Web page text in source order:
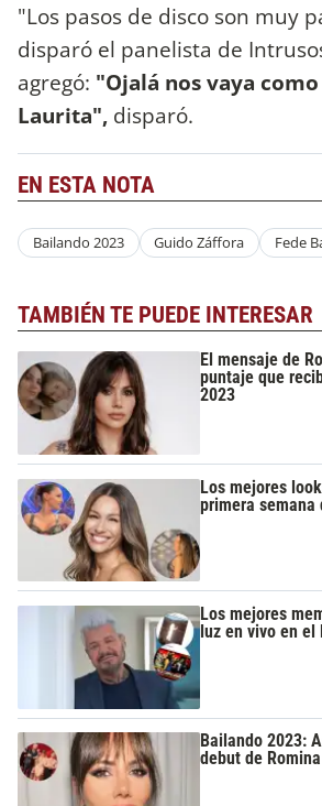
"Los pasos de disco son muy
disparó el panelista de
agregó: "Ojalá nos vaya
Laurita", disparó.
EN ESTA NOTA
Bailando 2023 Guido Záffora Fede
TAMBIÉN TE PUEDE INTERESAR
El mensaje de
puntaje que
2023
Los mejores
primera semana
Los mejores
luz en vivo en el
Bailando 2023:
debut de